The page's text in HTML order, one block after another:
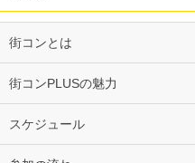
街コンとは
街コンPLUSの魅力
スケジュール